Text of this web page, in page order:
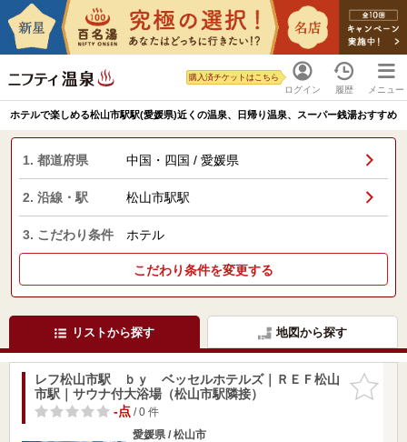
ログイン
購入済チケットはこちら
履歴 メニュー
ホテルで楽しめる松山市駅駅(愛媛県)近くの温泉、日帰り温泉、スーパー銭湯おすすめ
1. 都道府県 中国・四国 / 愛媛県
2. 沿線・駅 松山市駅駅
3. こだわり条件 ホテル
こだわり条件を変更する
リストから探す 地図から探す
お気に入
りに追加
レフ松山市駅 ｂｙ ベッセルホテルズ｜ＲＥＦ松山
市駅｜サウナ付大浴場（松山市駅隣接）
-点/ 0 件
愛媛県 / 松山市